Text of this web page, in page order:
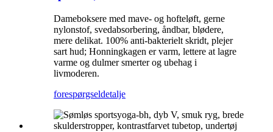
Dameboksere med mave- og hofteløft, gerne
nylonstof, svedabsorbering, åndbar, blødere,
mere delikat. 100% anti-bakterielt skridt, plejer
sart hud; Honningkagen er varm, lettere at lagre
varme og dulmer smerter og ubehag i
livmoderen.
forespørgseldetalje